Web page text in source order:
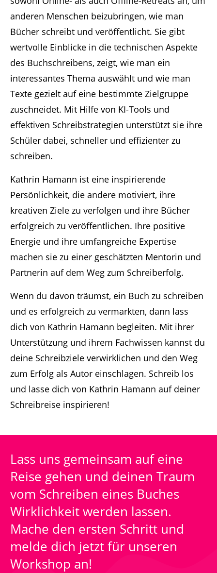
anderen Menschen beizubringen, wie man
Bücher schreibt und veröffentlicht. Sie gibt
wertvolle Einblicke in die technischen Aspekte
des Buchschreibens, zeigt, wie man ein
interessantes Thema auswählt und wie man
Texte gezielt auf eine bestimmte Zielgruppe
zuschneidet. Mit Hilfe von KI-Tools und
effektiven Schreibstrategien unterstützt sie ihre
Schüler dabei, schneller und effizienter zu
schreiben.
Kathrin Hamann ist eine inspirierende
Persönlichkeit, die andere motiviert, ihre
kreativen Ziele zu verfolgen und ihre Bücher
erfolgreich zu veröffentlichen. Ihre positive
Energie und ihre umfangreiche Expertise
machen sie zu einer geschätzten Mentorin und
Partnerin auf dem Weg zum Schreiberfolg.
Wenn du davon träumst, ein Buch zu schreiben
und es erfolgreich zu vermarkten, dann lass
dich von Kathrin Hamann begleiten. Mit ihrer
Unterstützung und ihrem Fachwissen kannst du
deine Schreibziele verwirklichen und den Weg
zum Erfolg als Autor einschlagen. Schreib los
und lasse dich von Kathrin Hamann auf deiner
Schreibreise inspirieren!
Lass uns gemeinsam auf eine
Reise gehen und deinen Traum
vom Schreiben eines Buches
Wirklichkeit werden lassen.
Mache den ersten Schritt und
melde dich jetzt für unseren
Workshop an!